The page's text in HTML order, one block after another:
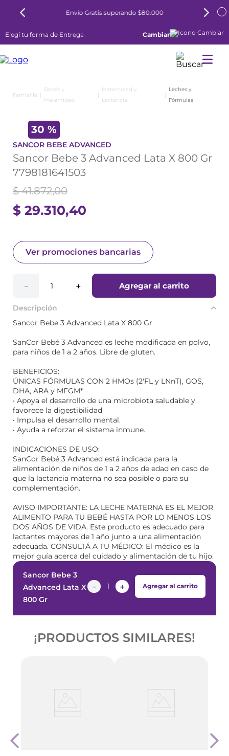
Envío Gratis superando $80.000
Elegí tu forma de Entrega Cambiar
Bebés y
Maternidad
Maternidad y
Lactancia
Leches y
Fórmulas
30 %
SANCOR BEBE ADVANCED
Sancor Bebe 3 Advanced Lata X 800 Gr
7798181641503
$ 29.310,40
$ 41.872,00
Ver promociones bancarias
＋
－ Agregar al carrito
Descripción
Sancor Bebe 3 Advanced Lata X 800 Gr
SanCor Bebé 3 Advanced es leche modificada en polvo,
para niños de 1 a 2 años. Libre de gluten.
BENEFICIOS:
ÚNICAS FÓRMULAS CON 2 HMOs (2'FL y LNnT), GOS,
DHA, ARA y MFGM*
• Apoya el desarrollo de una microbiota saludable y
favorece la digestibilidad
• Impulsa el desarrollo mental.
• Ayuda a reforzar el sistema inmune.
INDICACIONES DE USO:
SanCor Bebé 3 Advanced está indicada para la
alimentación de niños de 1 a 2 años de edad en caso de
que la lactancia materna no sea posible o para su
complementación.
AVISO IMPORTANTE: LA LECHE MATERNA ES EL MEJOR
ALIMENTO PARA TU BEBÉ HASTA POR LO MENOS LOS
DOS AÑOS DE VIDA. Este producto es adecuado para
lactantes mayores de 1 año junto a una alimentación
adecuada. CONSULTÁ A TU MÉDICO: El médico es la
mejor guía acerca del cuidado y alimentación de tu hijo.
Sancor Bebe 3
Advanced Lata X
800 Gr
＋
－ Agregar al carrito
¡PRODUCTOS SIMILARES!